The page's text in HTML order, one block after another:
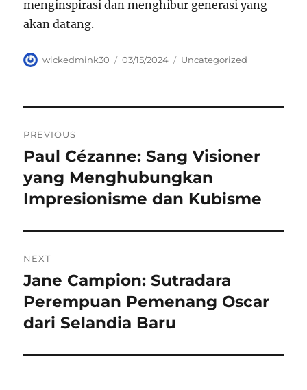
menginspirasi dan menghibur generasi yang
akan datang.
Author
wickedmink30
Posted
03/15/2024 Categories
Uncategorized
pos
PREVIOUS
Previous
post:
Paul Cézanne: Sang Visioner
yang Menghubungkan
Impresionisme dan Kubisme
NEXT
Next
post:
Jane Campion: Sutradara
Perempuan Pemenang Oscar
dari Selandia Baru